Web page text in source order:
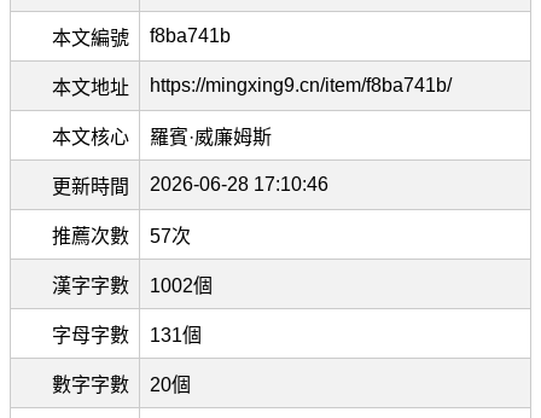
本文編號 f8ba741b
本文地址 https://mingxing9.cn/item/f8ba741b/
本文核心 羅賓·威廉姆斯
更新時間 2026-06-28 17:10:46
推薦次數 57次
漢字字數 1002個
字母字數 131個
數字字數 20個